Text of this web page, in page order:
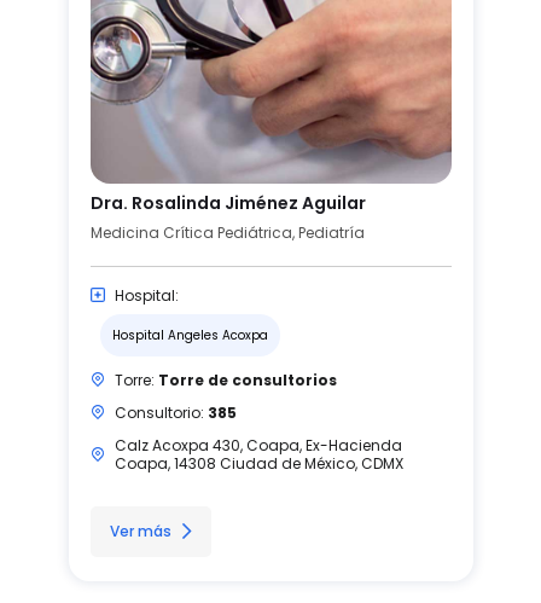
Dra. Rosalinda Jiménez Aguilar
Medicina Crítica Pediátrica, Pediatría
Hospital:
Hospital Angeles Acoxpa
Torre: Torre de consultorios
Consultorio: 385
Calz Acoxpa 430, Coapa, Ex-Hacienda
Coapa, 14308 Ciudad de México, CDMX
Ver más